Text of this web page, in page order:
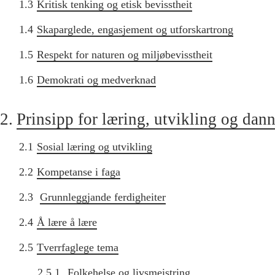
1.3 Kritisk tenking og etisk bevisstheit
1.4 Skaparglede, engasjement og utforskartrong
1.5 Respekt for naturen og miljøbevisstheit
1.6 Demokrati og medverknad
2. Prinsipp for læring, utvikling og
2.1 Sosial læring og utvikling
2.2 Kompetanse i faga
2.3 Grunnleggjande ferdigheiter
2.4 Å lære å lære
2.5 Tverrfaglege tema